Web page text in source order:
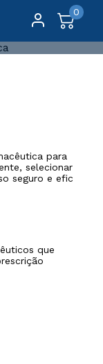
0
para
selecionar
seguro e efic
que